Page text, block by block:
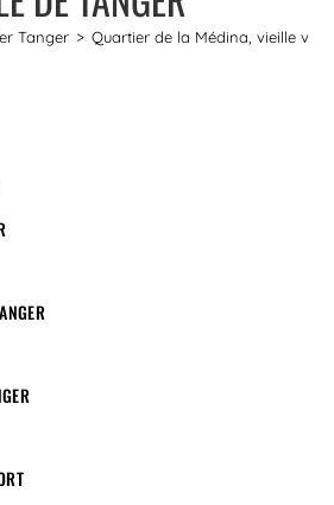
Tanger > Quartier de la Médina, vieille ville